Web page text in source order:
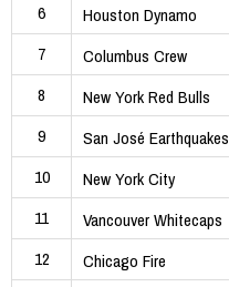
6
Houston Dynamo
7
Columbus Crew
8
New York Red Bulls
9
San José Earthquakes
10
New York City
11
Vancouver Whitecaps
12
Chicago Fire